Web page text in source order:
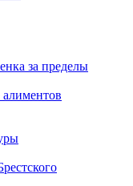
за пределы